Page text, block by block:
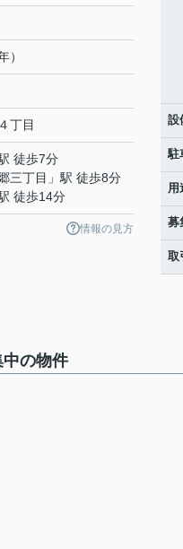
）
４丁目
徒歩7分
三丁目 」駅 徒歩8分
徒歩14分
情報の見方
設
駐
用
募
取
の物件